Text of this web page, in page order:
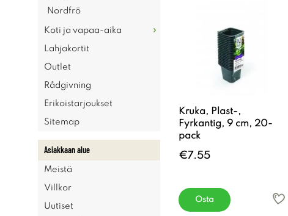
Nordfrö
Koti ja vapaa-aika
Lahjakortit
Outlet
Rådgivning
Erikoistarjoukset
Sitemap
Asiakkaan alue
Meistä
Villkor
Uutiset
Kruka, Plast-,
Fyrkantig, 9 cm, 20-
pack
€7.55
Osta